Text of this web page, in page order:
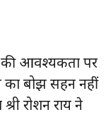
की आवश्यकता पर
का बोझ सहन नहीं
रोशन राय ने